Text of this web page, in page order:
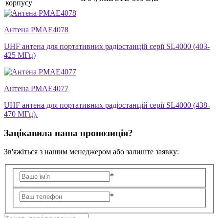
корпусу
Антена PMAE4078
UHF антена для портативних радіостанцій серії SL4000 (403-
425 МГц)
Антена PMAE4077
UHF антена для портативних радіостанцій серії SL4000 (438-
470 МГц).
Зацікавила наша пропозиція?
Зв'яжіться з нашим менеджером або залиште заявку:
*
*